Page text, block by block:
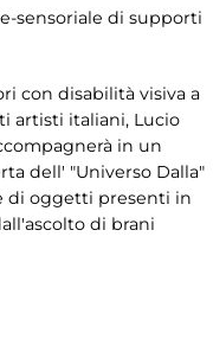
sensoriale di supporti
con disabilità visiva a
artisti italiani, Lucio
in un
dell' "Universo Dalla"
di oggetti presenti in
di brani